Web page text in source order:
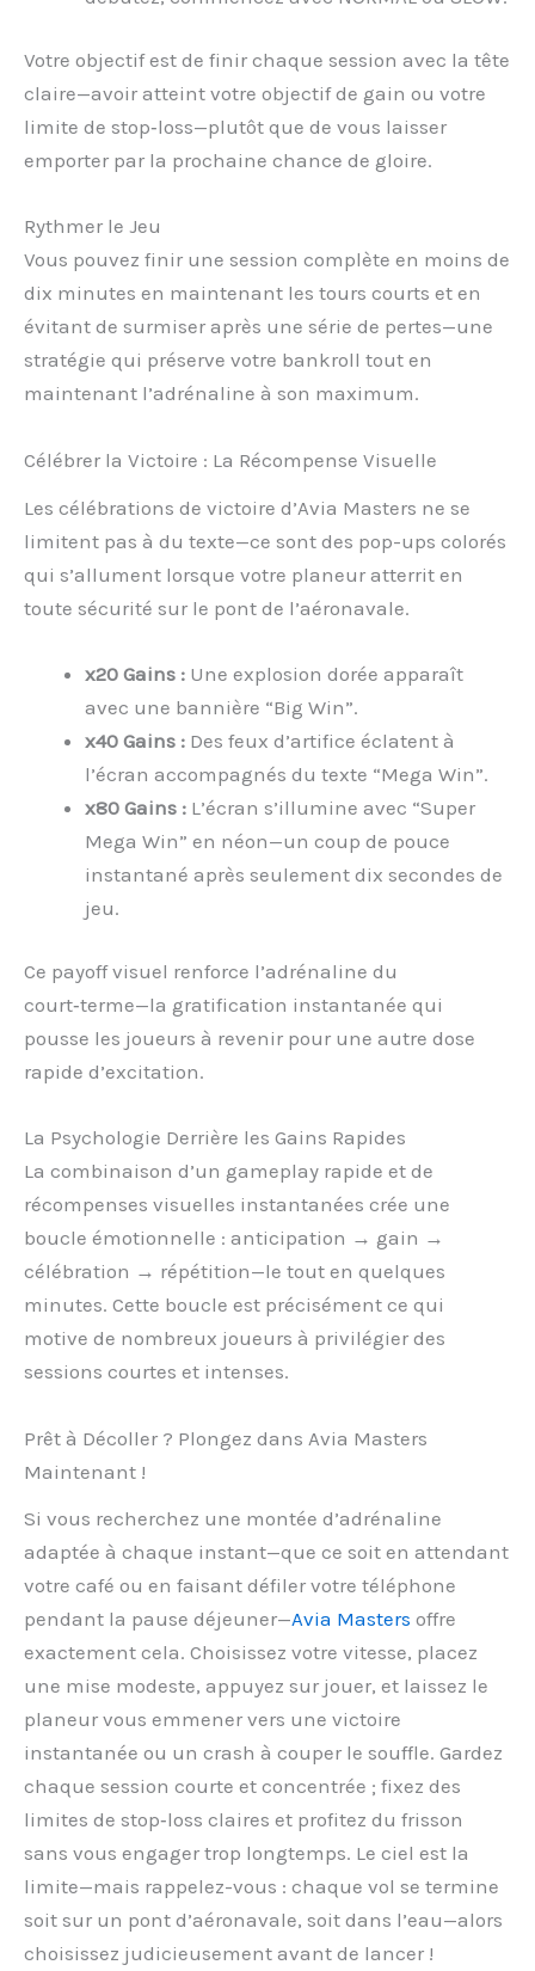
Votre objectif est de finir chaque session avec la tête
claire—avoir atteint votre objectif de gain ou votre
limite de stop‑loss—plutôt que de vous laisser
emporter par la prochaine chance de gloire.
Rythmer le Jeu
Vous pouvez finir une session complète en moins de
dix minutes en maintenant les tours courts et en
évitant de surmiser après une série de pertes—une
stratégie qui préserve votre bankroll tout en
maintenant l’adrénaline à son maximum.
Célébrer la Victoire : La Récompense Visuelle
Les célébrations de victoire d’Avia Masters ne se
limitent pas à du texte—ce sont des pop-ups colorés
qui s’allument lorsque votre planeur atterrit en
toute sécurité sur le pont de l’aéronavale.
x20 Gains : Une explosion dorée apparaît
avec une bannière “Big Win”.
x40 Gains : Des feux d’artifice éclatent à
l’écran accompagnés du texte “Mega Win”.
x80 Gains : L’écran s’illumine avec “Super
Mega Win” en néon—un coup de pouce
instantané après seulement dix secondes de
jeu.
Ce payoff visuel renforce l’adrénaline du
court‑terme—la gratification instantanée qui
pousse les joueurs à revenir pour une autre dose
rapide d’excitation.
La Psychologie Derrière les Gains Rapides
La combinaison d’un gameplay rapide et de
récompenses visuelles instantanées crée une
boucle émotionnelle : anticipation → gain →
célébration → répétition—le tout en quelques
minutes. Cette boucle est précisément ce qui
motive de nombreux joueurs à privilégier des
sessions courtes et intenses.
Prêt à Décoller ? Plongez dans Avia Masters
Maintenant !
Si vous recherchez une montée d’adrénaline
adaptée à chaque instant—que ce soit en attendant
votre café ou en faisant défiler votre téléphone
pendant la pause déjeuner—Avia Masters offre
exactement cela. Choisissez votre vitesse, placez
une mise modeste, appuyez sur jouer, et laissez le
planeur vous emmener vers une victoire
instantanée ou un crash à couper le souffle. Gardez
chaque session courte et concentrée ; fixez des
limites de stop‑loss claires et profitez du frisson
sans vous engager trop longtemps. Le ciel est la
limite—mais rappelez-vous : chaque vol se termine
soit sur un pont d’aéronavale, soit dans l’eau—alors
choisissez judicieusement avant de lancer !